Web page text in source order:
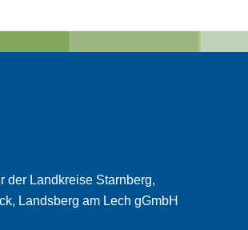
der Landkreise Starnberg,
Landsberg am Lech gGmbH